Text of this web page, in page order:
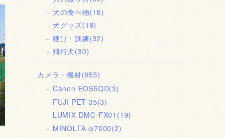
犬の食べ物(18)
犬グッズ(19)
躾け・訓練(32)
飛行犬(30)
カメラ・機材(955)
Canon EOS5QD(3)
FUJI PET 35(3)
LUMIX DMC-FX01 (19)
MINOLTA α7000(2)